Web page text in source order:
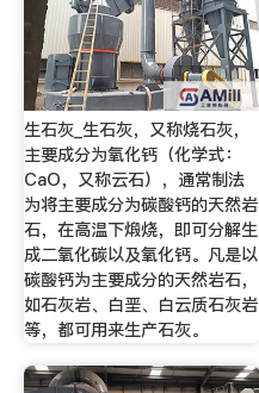
生石灰_生石灰，又称烧石灰，
主要成分为氧化钙（化学式：
CaO，又称云石），通常制法
为将主要成分为碳酸钙的天然岩
石，在高温下煅烧，即可分解生
成二氧化碳以及氧化钙。凡是以
碳酸钙为主要成分的天然岩石，
如石灰岩、白垩、白云质石灰岩
等，都可用来生产石灰。